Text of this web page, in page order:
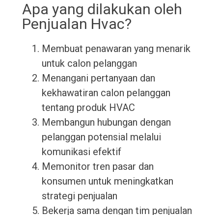
Apa yang dilakukan oleh
Penjualan Hvac?
Membuat penawaran yang menarik
untuk calon pelanggan
Menangani pertanyaan dan
kekhawatiran calon pelanggan
tentang produk HVAC
Membangun hubungan dengan
pelanggan potensial melalui
komunikasi efektif
Memonitor tren pasar dan
konsumen untuk meningkatkan
strategi penjualan
Bekerja sama dengan tim penjualan